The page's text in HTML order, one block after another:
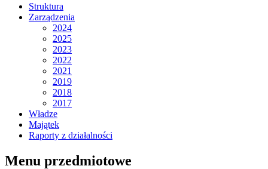
Struktura
Zarządzenia
2024
2025
2023
2022
2021
2019
2018
2017
Władze
Majątek
Raporty z działalności
Menu przedmiotowe